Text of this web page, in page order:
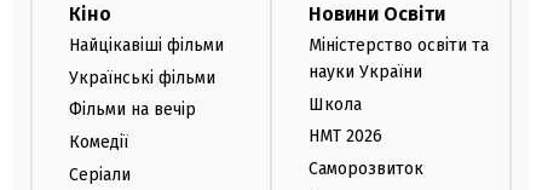
Кіно
Найцікавіші фільми
Українські фільми
Фільми на вечір
Комедії
Серіали
Новини Освіти
Міністерство освіти та
науки України
Школа
НМТ 2026
Саморозвиток